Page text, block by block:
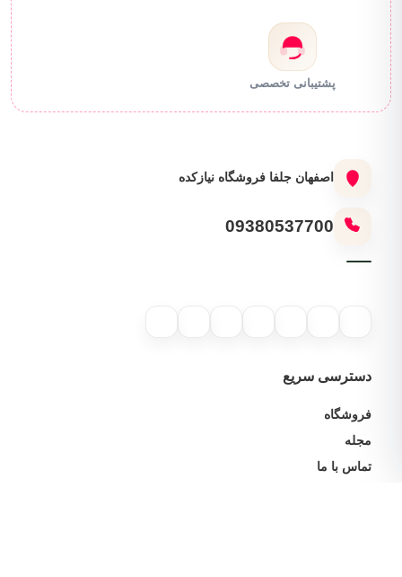
پشتیبانی تخصصی
اصفهان جلفا فروشگاه نیازکده
09380537700
دسترسی سریع
فروشگاه
مجله
تماس با ما